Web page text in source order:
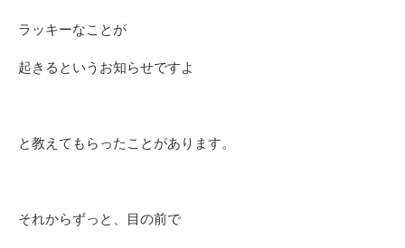
ラッキーなことが
起きるというお知らせですよ
と教えてもらったことがあります。
それからずっと、目の前で